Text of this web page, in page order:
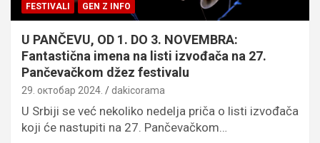
FESTIVALI GEN Z INFO
U PANČEVU, OD 1. DO 3. NOVEMBRA:
Fantastična imena na listi izvođača na 27.
Pančevačkom džez festivalu
29. октобар 2024. dakicorama
U Srbiji se već nekoliko nedelja priča o listi izvođača
koji će nastupiti na 27. Pančevačkom…